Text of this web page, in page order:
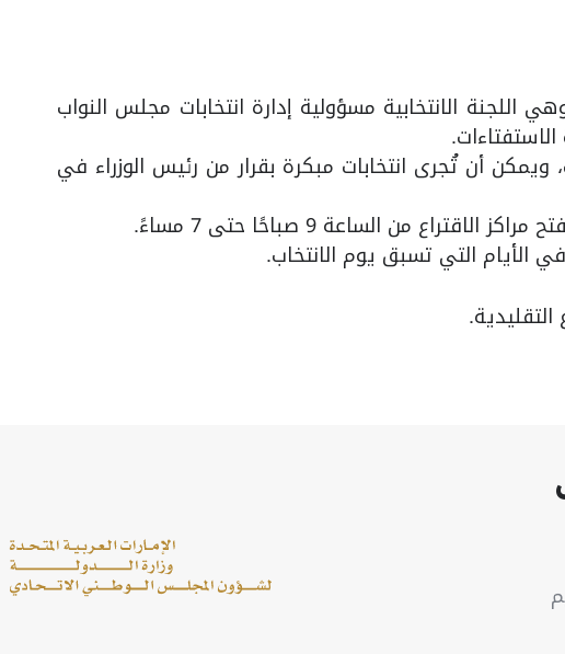
اللجنة الانتخابية مسؤولية إدارة انتخابات مجلس النواب
ويمكن أن تُجرى انتخابات مبكرة بقرار من رئيس الوزراء في
من الساعة 9 صباحًا حتى 7 مساءً.
الأيام التي تسبق يوم الانتخاب.